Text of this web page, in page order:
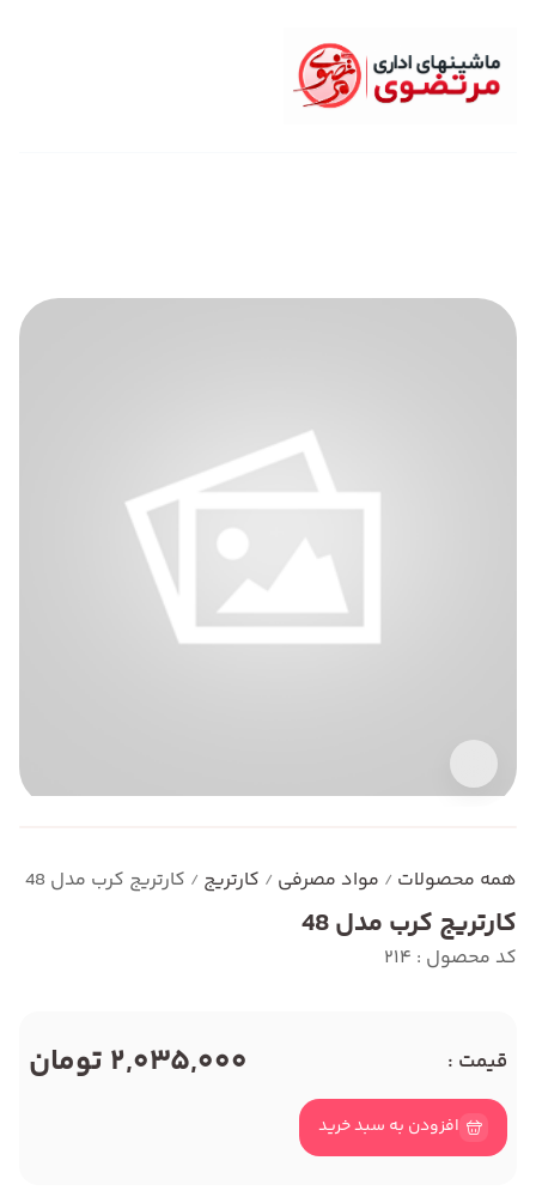
همه محصولات / مواد مصرفی / کارتریج / کارتریج کرب مدل 48
کارتریج کرب مدل 48
کد محصول : 214
قیمت : 2,035,000 تومان
افزودن به سبد خرید